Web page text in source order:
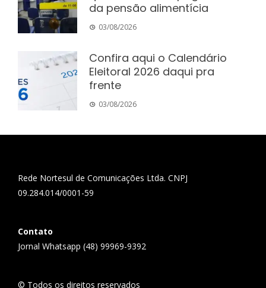
da pensão alimentícia
03/08/2026
Confira aqui o Calendário
Eleitoral 2026 daqui pra
frente
03/08/2026
Rede Nortesul de Comunicações Ltda. CNPJ
09.284.014/0001-59
Contato
Jornal Whatsapp (48) 99969-9392
© Todos os direitos reservados